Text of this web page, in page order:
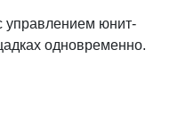
управлением юнит-
одновременно.